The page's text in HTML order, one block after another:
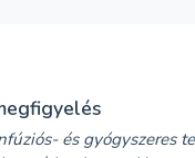
és gyógyszeres